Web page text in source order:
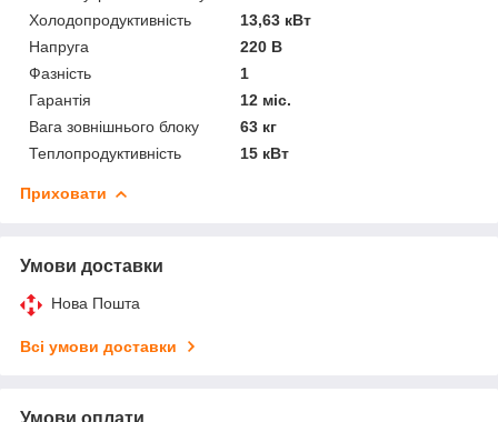
Холодопродуктивність
13,63 кВт
Напруга
220 В
Фазність
1
Гарантія
12 міс.
Вага зовнішнього блоку
63 кг
Теплопродуктивність
15 кВт
Приховати
Умови доставки
Нова Пошта
Всі умови доставки
Умови оплати